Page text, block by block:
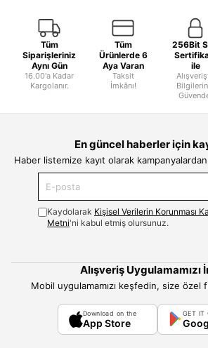
Tüm
Siparişleriniz
Aynı Gün
16.00'a Kadar
Kargolanır.
Tüm
Ürünlerde 6
Aya Varan
Taksit
İmkânı!
256Bit
ile
En güncel haberler için
Haber listemize kayıt olarak
Kaydolarak Kişisel Verilerin Korunması
Metni'ni kabul etmiş olursunuz.
Alışveriş Uygulamamızı
Mobil uygulamamızı keşfedin, size özel
Download on the
App Store
GET IT